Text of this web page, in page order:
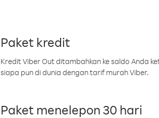
Paket kredit
Kredit Viber Out ditambahkan ke saldo Anda
siapa pun di dunia dengan tarif murah Viber.
Paket menelepon 30 hari